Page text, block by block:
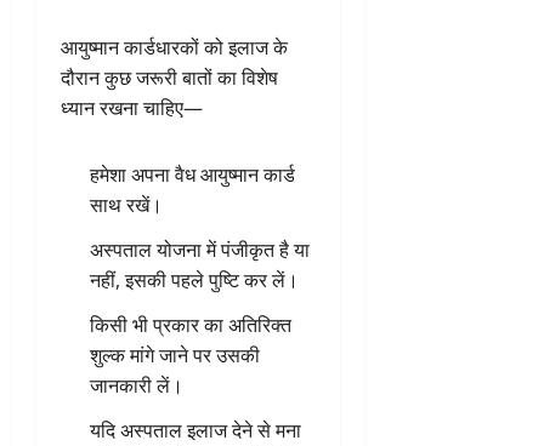
आयुष्मान कार्डधारकों को इलाज के
दौरान कुछ जरूरी बातों का विशेष
ध्यान रखना चाहिए—
हमेशा अपना वैध आयुष्मान कार्ड
साथ रखें।
अस्पताल योजना में पंजीकृत है या
नहीं, इसकी पहले पुष्टि कर लें।
किसी भी प्रकार का अतिरिक्त
शुल्क मांगे जाने पर उसकी
जानकारी लें।
यदि अस्पताल इलाज देने से मना